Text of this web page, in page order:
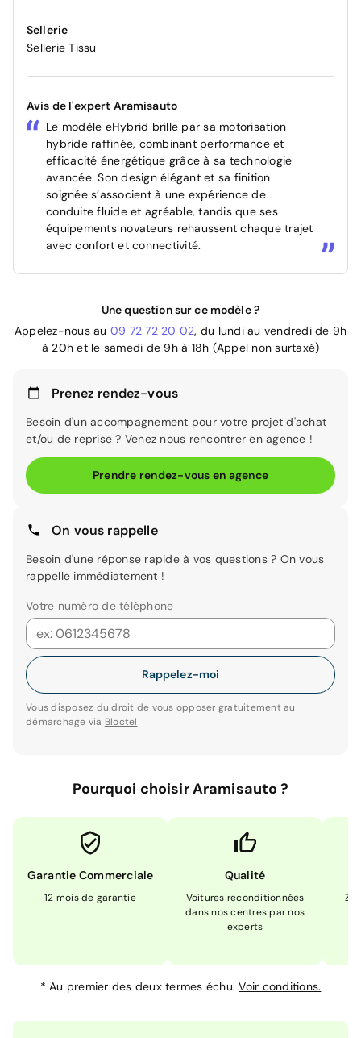
Sellerie
Sellerie Tissu
Avis de l'expert Aramisauto
Le modèle eHybrid brille par sa motorisation
hybride raffinée, combinant performance et
efficacité énergétique grâce à sa technologie
avancée. Son design élégant et sa finition
soignée s’associent à une expérience de
conduite fluide et agréable, tandis que ses
équipements novateurs rehaussent chaque trajet
avec confort et connectivité.
Une question sur ce modèle ?
Appelez-nous au 09 72 72 20 02, du lundi au vendredi de 9h
à 20h et le samedi de 9h à 18h (Appel non surtaxé)
Prenez rendez-vous
Besoin d'un accompagnement pour votre projet d'achat
et/ou de reprise ? Venez nous rencontrer en agence !
Prendre rendez-vous en agence
On vous rappelle
Besoin d'une réponse rapide à vos questions ? On vous
rappelle immédiatement !
Votre numéro de téléphone
Rappelez-moi
Vous disposez du droit de vous opposer gratuitement au
démarchage via Bloctel
Pourquoi choisir Aramisauto ?
Garantie Commerciale
12 mois de garantie
Qualité
Voitures reconditionnées
dans nos centres par nos
experts
*Au premier des deux termes échu.Voir conditions.